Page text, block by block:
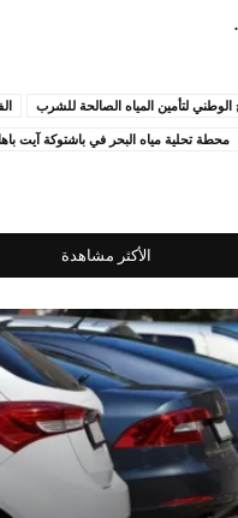
الوطني لتأمين المياه الصالحة للشرب
محطة تحلية مياه البحر في باشتوكة آيت باها
الأكثر مشاهدة